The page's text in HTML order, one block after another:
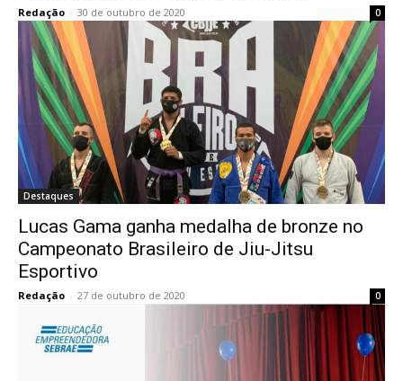
Redação - 30 de outubro de 2020 0
Destaques
Lucas Gama ganha medalha de bronze no
Campeonato Brasileiro de Jiu-Jitsu
Esportivo
Redação - 27 de outubro de 2020 0